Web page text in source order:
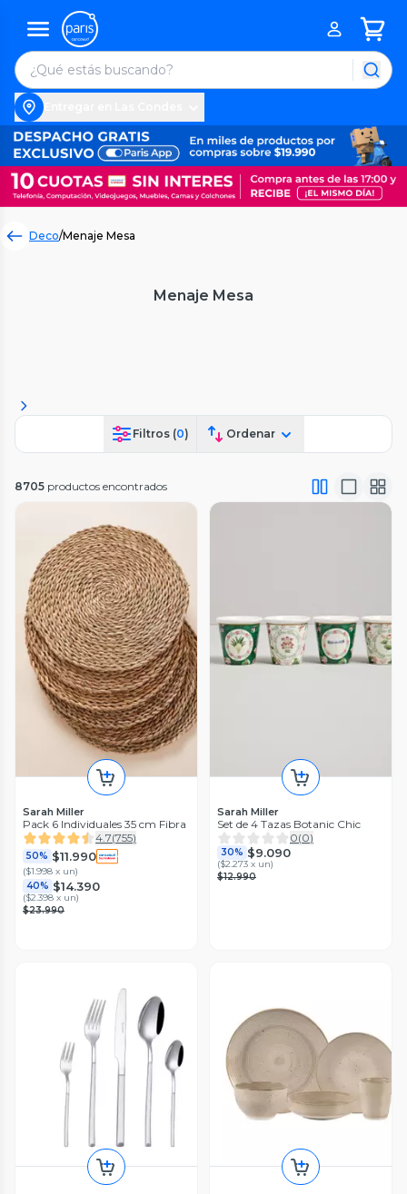
Deco/Menaje Mesa
Menaje Mesa
Filtros (0) Ordenar
8705 productos encontrados
Sarah Miller
Pack 6 Individuales 35 cm Fibra
4.7(755)
50% $11.990
($1.998 x un)
40% $14.390
($2.398 x un)
$23.990
Sarah Miller
Set de 4 Tazas Botanic Chic
0(0)
30% $9.090
($2.273 x un)
$12.990